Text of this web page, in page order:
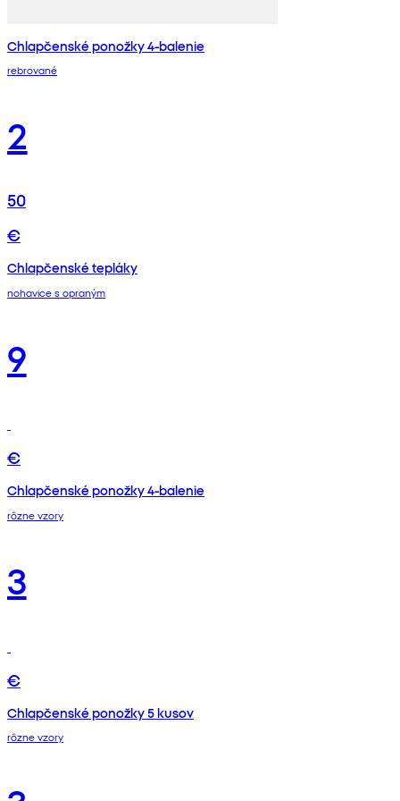
Chlapčenské ponožky 4-balenie
rebrované
2
50
€
Chlapčenské tepláky
nohavice s opraným
9
€
Chlapčenské ponožky 4-balenie
rôzne vzory
3
€
Chlapčenské ponožky 5 kusov
rôzne vzory